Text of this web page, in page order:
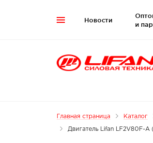
 Новости
и
Главная страница Каталог
Двигатель Lifan LF2V80F-